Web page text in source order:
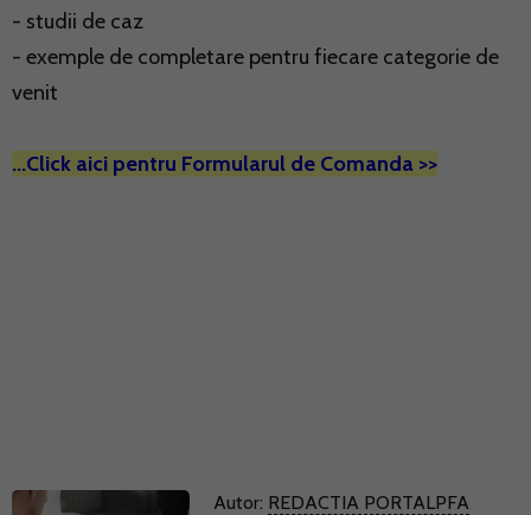
- studii de caz
- exemple de completare pentru fiecare categorie de
venit
...Click aici pentru Formularul de Comanda >>
Autor: REDACTIA PORTALPFA